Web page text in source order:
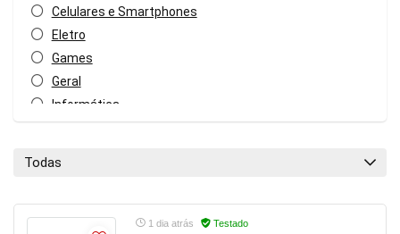
Celulares e Smartphones
Eletro
Games
Geral
Informática
Todas as categorias
Todas
1 dia atrás Testado